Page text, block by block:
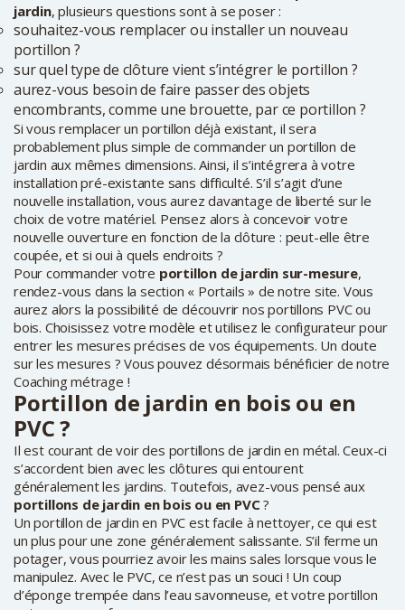
jardin, plusieurs questions sont à se poser :
souhaitez-vous remplacer ou installer un nouveau
portillon ?
sur quel type de clôture vient s’intégrer le portillon ?
aurez-vous besoin de faire passer des objets
encombrants, comme une brouette, par ce portillon ?
Si vous remplacer un portillon déjà existant, il sera
probablement plus simple de commander un portillon de
jardin aux mêmes dimensions. Ainsi, il s’intégrera à votre
installation pré-existante sans difficulté. S’il s’agit d’une
nouvelle installation, vous aurez davantage de liberté sur le
choix de votre matériel. Pensez alors à concevoir votre
nouvelle ouverture en fonction de la clôture : peut-elle être
coupée, et si oui à quels endroits ?
Pour commander votre portillon de jardin sur-mesure,
rendez-vous dans la section « Portails » de notre site. Vous
aurez alors la possibilité de découvrir nos portillons PVC ou
bois. Choisissez votre modèle et utilisez le configurateur pour
entrer les mesures précises de vos équipements. Un doute
sur les mesures ? Vous pouvez désormais bénéficier de notre
Coaching métrage !
Portillon de jardin en bois ou en
PVC ?
Il est courant de voir des portillons de jardin en métal. Ceux-ci
s’accordent bien avec les clôtures qui entourent
généralement les jardins. Toutefois, avez-vous pensé aux
portillons de jardin en bois ou en PVC?
Un portillon de jardin en PVC est facile à nettoyer, ce qui est
un plus pour une zone généralement salissante. S’il ferme un
potager, vous pourriez avoir les mains sales lorsque vous le
manipulez. Avec le PVC, ce n’est pas un souci ! Un coup
d’éponge trempée dans l’eau savonneuse, et votre portillon